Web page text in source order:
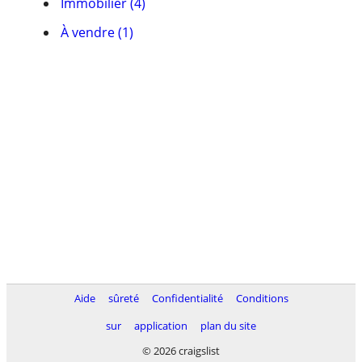
À vendre (1)
Aide sûreté Confidentialité
Conditions
sur
application
plan du site
© 2026 craigslist